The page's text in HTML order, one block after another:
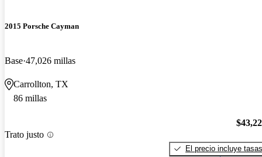
2015 Porsche Cayman
Base 47,026 millas
Carrollton, TX
86 millas
Trato justo
El precio incluye tasas